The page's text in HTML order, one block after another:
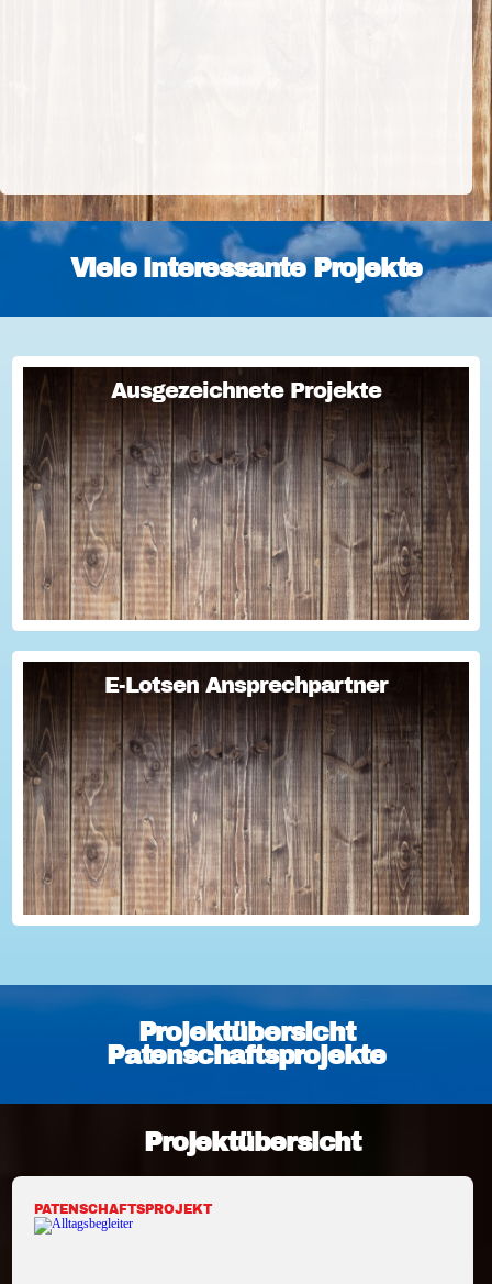
Viele interessante Projekte
Ausgezeichnete Projekte
Ausgezeichnete Projekte
Jetzt eine Initiative des Monats vorschlagen! Seit über
15 Jahren zeichnet die Hessische Landesregierung
besonders engagierte und vorbildliche Vereine,
Initiativen und Stiftungen als Initiative des...
E-Lotsen Ansprechpartner
E-Lotsen Ansprechpartner
Teaser E-Lotsen Ansprechpartner...
Projektübersicht
Patenschaftsprojekte
Projektübersicht
PATENSCHAFTSPROJEKT